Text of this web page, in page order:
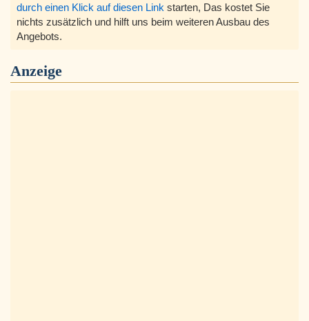
durch einen Klick auf diesen Link starten, Das kostet Sie
nichts zusätzlich und hilft uns beim weiteren Ausbau des
Angebots.
Anzeige